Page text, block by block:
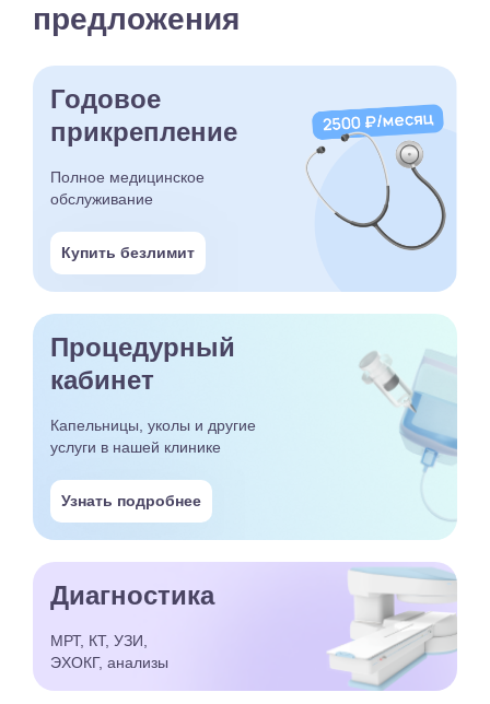
предложения
Годовое
прикрепление
Полное медицинское
обслуживание
Купить безлимит
Процедурный
кабинет
Капельницы, уколы и другие
услуги в нашей клинике
Узнать подробнее
Диагностика
МРТ, КТ, УЗИ,
ЭХОКГ, анализы